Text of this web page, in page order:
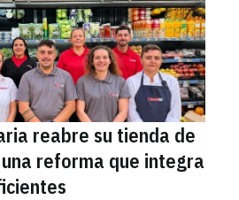
reabre su tienda de
reforma que integra